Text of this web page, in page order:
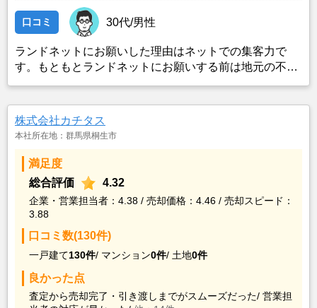
口コミ 30代/男性
ランドネットにお願いした理由はネットでの集客力で
す。もともとランドネットにお願いする前は地元の不動
動産屋では取り扱ってもらえませんでした。そこでそれ
までに取引があり、全国対応しているランドネットにお
株式会社カチタス
本社所在地：群馬県桐生市
満足度
総合評価
4.32
企業・営業担当者：4.38 / 売却価格：4.46 / 売却スピード：
3.88
口コミ数(130件)
一戸建て130件/ マンション0件/ 土地0件
良かった点
査定から売却完了・引き渡しまでがスムーズだった/ 営業担